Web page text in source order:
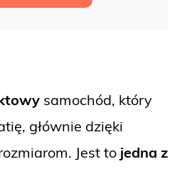
samochód, który
głównie dzięki
Jest to jedna z